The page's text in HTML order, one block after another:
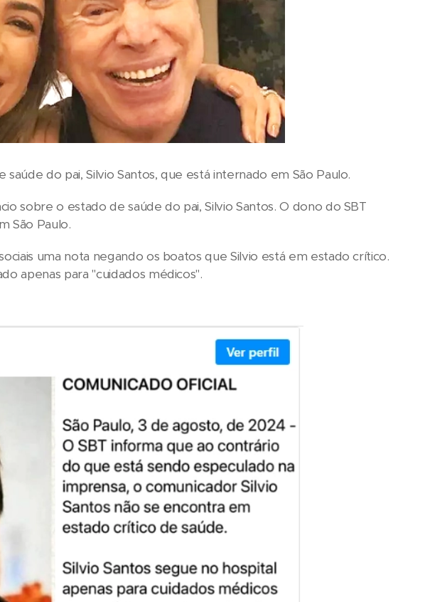
do pai, Silvio Santos, que está internado em São Paulo.
sobre o estado de saúde do pai, Silvio Santos. O dono do SBT
São Paulo.
uma nota negando os boatos que Silvio está em estado crítico.
apenas para "cuidados médicos".